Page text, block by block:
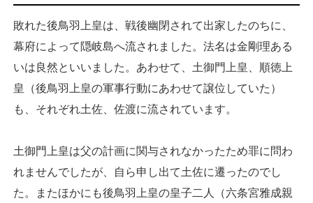
敗れた後鳥羽上皇は、戦後幽閉されて出家したのちに、
幕府によって隠岐島へ流されました。法名は金剛理ある
いは良然といいました。あわせて、土御門上皇、順徳上
皇（後鳥羽上皇の軍事行動にあわせて譲位していた）
も、それぞれ土佐、佐渡に流されています。
土御門上皇は父の計画に関与されなかったため罪に問わ
れませんでしたが、自ら申し出て土佐に遷ったのでし
た。またほかにも後鳥羽上皇の皇子二人（六条宮雅成親